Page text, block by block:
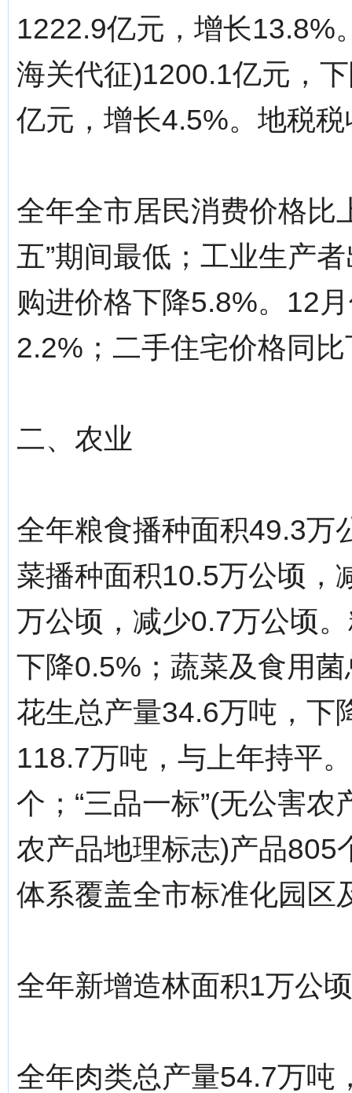
1222.9亿元，增长13.8%
海关代征)1200.1亿元，
亿元，增长4.5%。地税
全年全市居民消费价格比
五”期间最低；工业生产
购进价格下降5.8%。12
2.2%；二手住宅价格同
二、农业
全年粮食播种面积49.3万
菜播种面积10.5万公顷，
万公顷，减少0.7万公顷
下降0.5%；蔬菜及食用
花生总产量34.6万吨，下
118.7万吨，与上年持平
个；“三品一标”(无公害
农产品地理标志)产品805
体系覆盖全市标准化园区
全年新增造林面积1万公
全年肉类总产量54.7万吨